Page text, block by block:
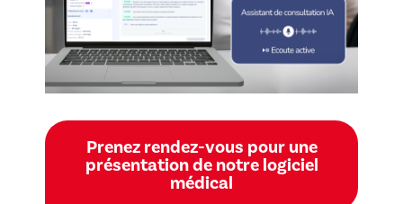
Prenez rendez-vous pour une
présentation de notre logiciel
médical